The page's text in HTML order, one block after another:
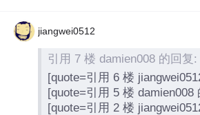
jiangwei0512
引用 7 楼 damien008 的回复:
[quote=引用 6 楼
[quote=引用 5 楼 damien008
[quote=引用 2 楼